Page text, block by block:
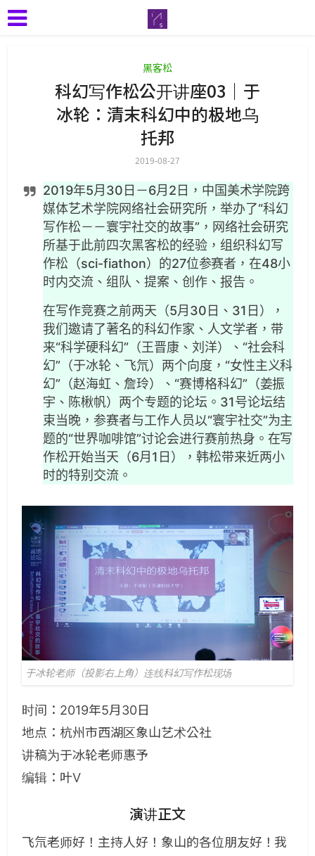
黑客松
科幻写作松公开讲座03｜于
冰轮：清末科幻中的极地乌
托邦
2019-08-27
2019年5月30日－6月2日，中国美术学院跨
媒体艺术学院网络社会研究所，举办了“科幻
写作松－－寰宇社交的故事”，网络社会研究
所基于此前四次黑客松的经验，组织科幻写
作松（sci-fiathon）的27位参赛者，在48小
时内交流、组队、提案、创作、报告。
在写作竞赛之前两天（5月30日、31日），
我们邀请了著名的科幻作家、人文学者，带
来“科学硬科幻”（王晋康、刘洋）、“社会科
幻”（于冰轮、飞氘）两个向度，“女性主义科
幻”（赵海虹、詹玲）、“赛博格科幻”（姜振
宇、陈楸帆）两个专题的论坛。31号论坛结
束当晚，参赛者与工作人员以“寰宇社交”为主
题的“世界咖啡馆”讨论会进行赛前热身。在写
作松开始当天（6月1日），韩松带来近两小
时的特别交流。
于冰轮老师（投影右上角）连线科幻写作松现场
时间：2019年5月30日
地点：杭州市西湖区象山艺术公社
讲稿为于冰轮老师惠予
编辑：叶V
演讲正文
飞氘老师好！主持人好！象山的各位朋友好！我